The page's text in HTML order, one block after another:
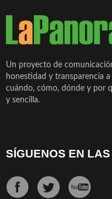
Un proyecto de
honestidad y transparencia
cuándo, cómo, dónde y por
y sencilla.
SÍGUENOS EN